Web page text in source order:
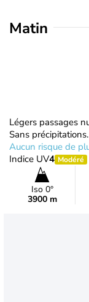
Matin
Légers passages
Sans précipitations.
Aucun risque de
Indice UV4 Modéré
Iso 0°
3900 m